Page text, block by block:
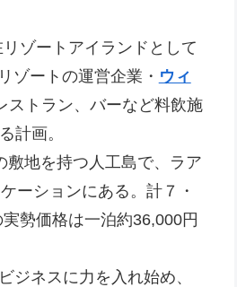
ゾートアイランドとして
ゾートの運営企業・ ウィ
ストラン、バーなど料飲施
計画。
敷地を持つ人工島で、ラア
ーションにある。計７・
実勢価格は一泊約36,000円
ジネスに力を入れ始め、